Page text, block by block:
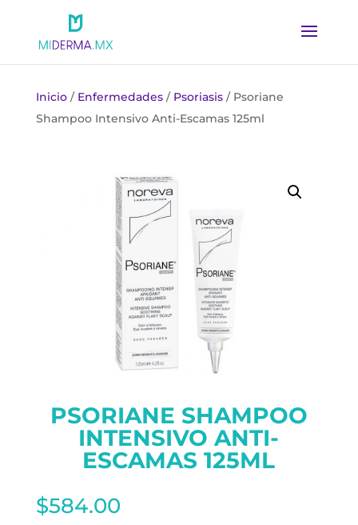
Inicio/ Enfermedades/ Psoriasis/ Psoriane
Shampoo Intensivo Anti-Escamas 125ml
PSORIANE SHAMPOO
INTENSIVO ANTI-
ESCAMAS 125ML
$584.00